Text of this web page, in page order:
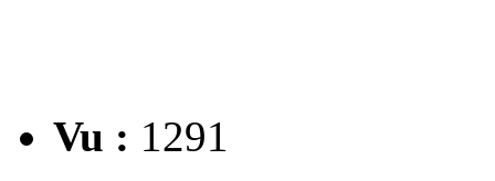
Vu : 1291